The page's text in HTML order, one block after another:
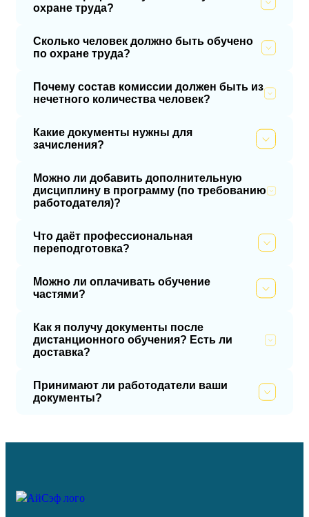
охране труда?
Сколько человек должно быть обучено
по охране труда?
Почему состав комиссии должен быть из
нечетного количества человек?
Какие документы нужны для
зачисления?
Можно ли добавить дополнительную
дисциплину в программу (по требованию
работодателя)?
Что даёт профессиональная
переподготовка?
Можно ли оплачивать обучение
частями?
Как я получу документы после
дистанционного обучения? Есть ли
доставка?
Принимают ли работодатели ваши
документы?